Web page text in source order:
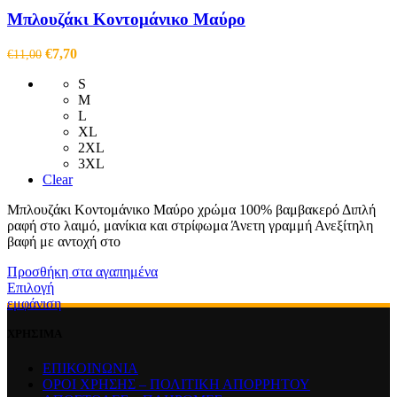
Μπλουζάκι Κοντομάνικο Μαύρο
€11,00 Original
was:
€11,00.
€7,70Η
τιμή
είναι:
€7,70.
S
M
L
XL
2XL
3XL
Clear
Μπλουζάκι Κοντομάνικο Μαύρο χρώμα 100% βαμβακερό Διπλή
ραφή στο λαιμό, μανίκια και στρίφωμα Άνετη γραμμή Ανεξίτηλη
βαφή με αντοχή στο
Προσθήκη στα αγαπημένα
ΕπιλογήΑυτό
το
παραλλαγές.
Οι
εμφάνιση
ΕΠΙΚΟΙΝΩΝΙΑ
ΟΡΟΙ ΧΡΗΣΗΣ – ΠΟΛΙΤΙΚΗ ΑΠΟΡΡΗΤΟΥ